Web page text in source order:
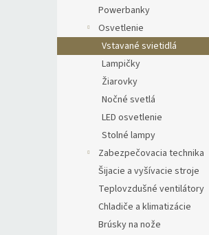
Powerbanky
Osvetlenie
Vstavané svietidlá
Lampičky
Žiarovky
Nočné svetlá
LED osvetlenie
Stolné lampy
Zabezpečovacia technika
Šijacie a vyšívacie stroje
Teplovzdušné ventilátory
Chladiče a klimatizácie
Brúsky na nože